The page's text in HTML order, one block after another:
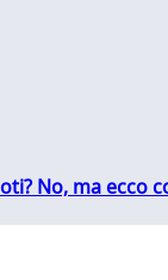
No, ma ecco